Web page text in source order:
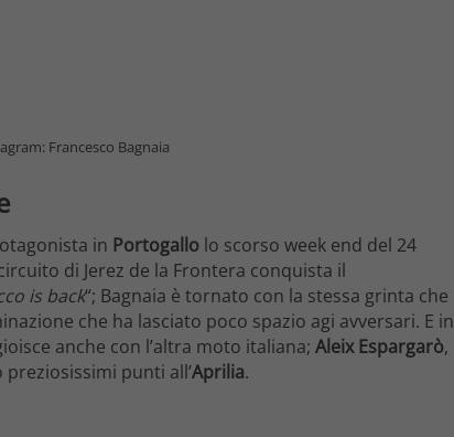
Francesco Bagnaia
in Portogallo lo scorso week end del 24
di Jerez de la Frontera conquista il
is back“; Bagnaia è tornato con la stessa grinta che
che ha lasciato poco spazio agi avversari. E in
anche con l’altra moto italiana; Aleix Espargarò,
punti all’Aprilia.